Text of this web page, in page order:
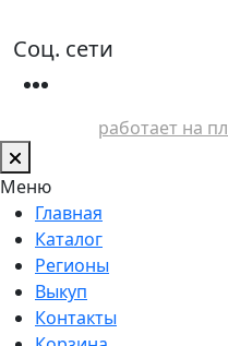
Соц. сети
работает на
Меню
Главная
Каталог
Регионы
Выкуп
Контакты